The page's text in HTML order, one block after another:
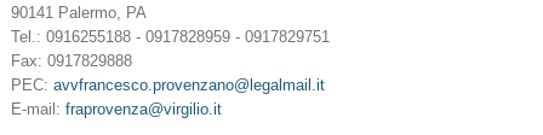
90141 Palermo, PA
Tel.: 0916255188 - 0917828959 - 0917829751
Fax: 0917829888
PEC: avvfrancesco.provenzano@legalmail.it
E-mail: fraprovenza@virgilio.it